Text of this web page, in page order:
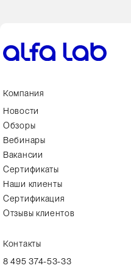
Компания
Новости
Обзоры
Вебинары
Вакансии
Сертификаты
Наши клиенты
Сертификация
Отзывы клиентов
Контакты
8 495 374-53-33